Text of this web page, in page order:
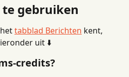
gebruiken
tabblad Berichten kent,
uit ⬇️
credits?